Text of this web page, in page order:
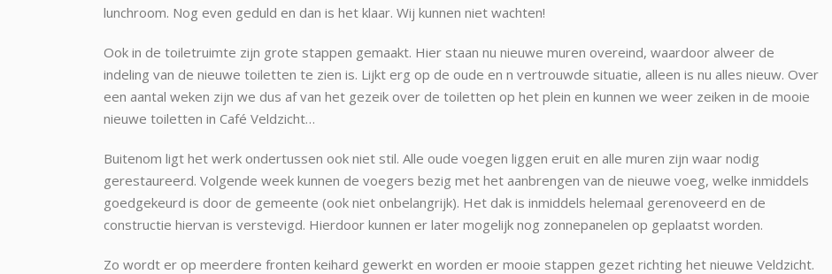
lunchroom. Nog even geduld en dan is het klaar. Wij kunnen niet wachten!
Ook in de toiletruimte zijn grote stappen gemaakt. Hier staan nu nieuwe muren overeind, waardoor alweer de
indeling van de nieuwe toiletten te zien is. Lijkt erg op de oude en n vertrouwde situatie, alleen is nu alles nieuw. Over
een aantal weken zijn we dus af van het gezeik over de toiletten op het plein en kunnen we weer zeiken in de mooie
nieuwe toiletten in Café Veldzicht…
Buitenom ligt het werk ondertussen ook niet stil. Alle oude voegen liggen eruit en alle muren zijn waar nodig
gerestaureerd. Volgende week kunnen de voegers bezig met het aanbrengen van de nieuwe voeg, welke inmiddels
goedgekeurd is door de gemeente (ook niet onbelangrijk). Het dak is inmiddels helemaal gerenoveerd en de
constructie hiervan is verstevigd. Hierdoor kunnen er later mogelijk nog zonnepanelen op geplaatst worden.
Zo wordt er op meerdere fronten keihard gewerkt en worden er mooie stappen gezet richting het nieuwe Veldzicht.